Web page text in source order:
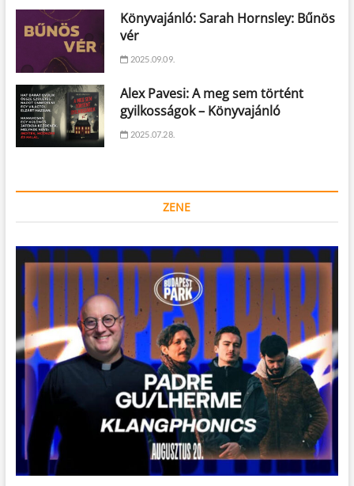
Könyvajánló: Sarah Hornsley: Bűnös
vér
2025.09.09.
Alex Pavesi: A meg sem történt
gyilkosságok – Könyvajánló
2025.07.28.
ZENE